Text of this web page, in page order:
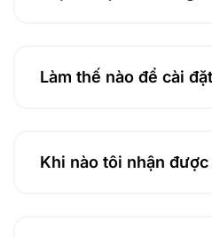
Làm thế nào để cài
Khi nào tôi nhận được